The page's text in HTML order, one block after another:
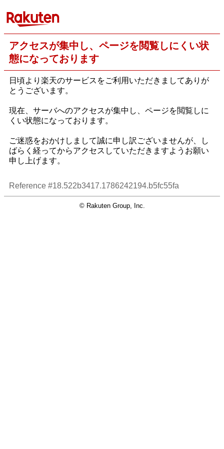
アクセスが集中し、ページを閲覧しにくい状
態になっております
日頃より楽天のサービスをご利用いただきましてありが
とうございます。
現在、サーバへのアクセスが集中し、ページを閲覧しに
くい状態になっております。
ご迷惑をおかけしまして誠に申し訳ございませんが、し
ばらく経ってからアクセスしていただきますようお願い
申し上げます。
Reference #18.522b3417.1786242194.b5fc55fa
© Rakuten Group, Inc.